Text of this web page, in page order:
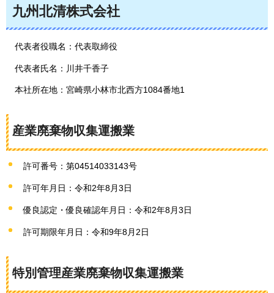
九州北清株式会社
代表者役職名：代表取締役
代表者氏名：川井千香子
本社所在地：宮崎県小林市北西方1084番地1
産業廃棄物収集運搬業
許可番号：第04514033143号
許可年月日：令和2年8月3日
優良認定・優良確認年月日：令和2年8月3日
許可期限年月日：令和9年8月2日
特別管理産業廃棄物収集運搬業